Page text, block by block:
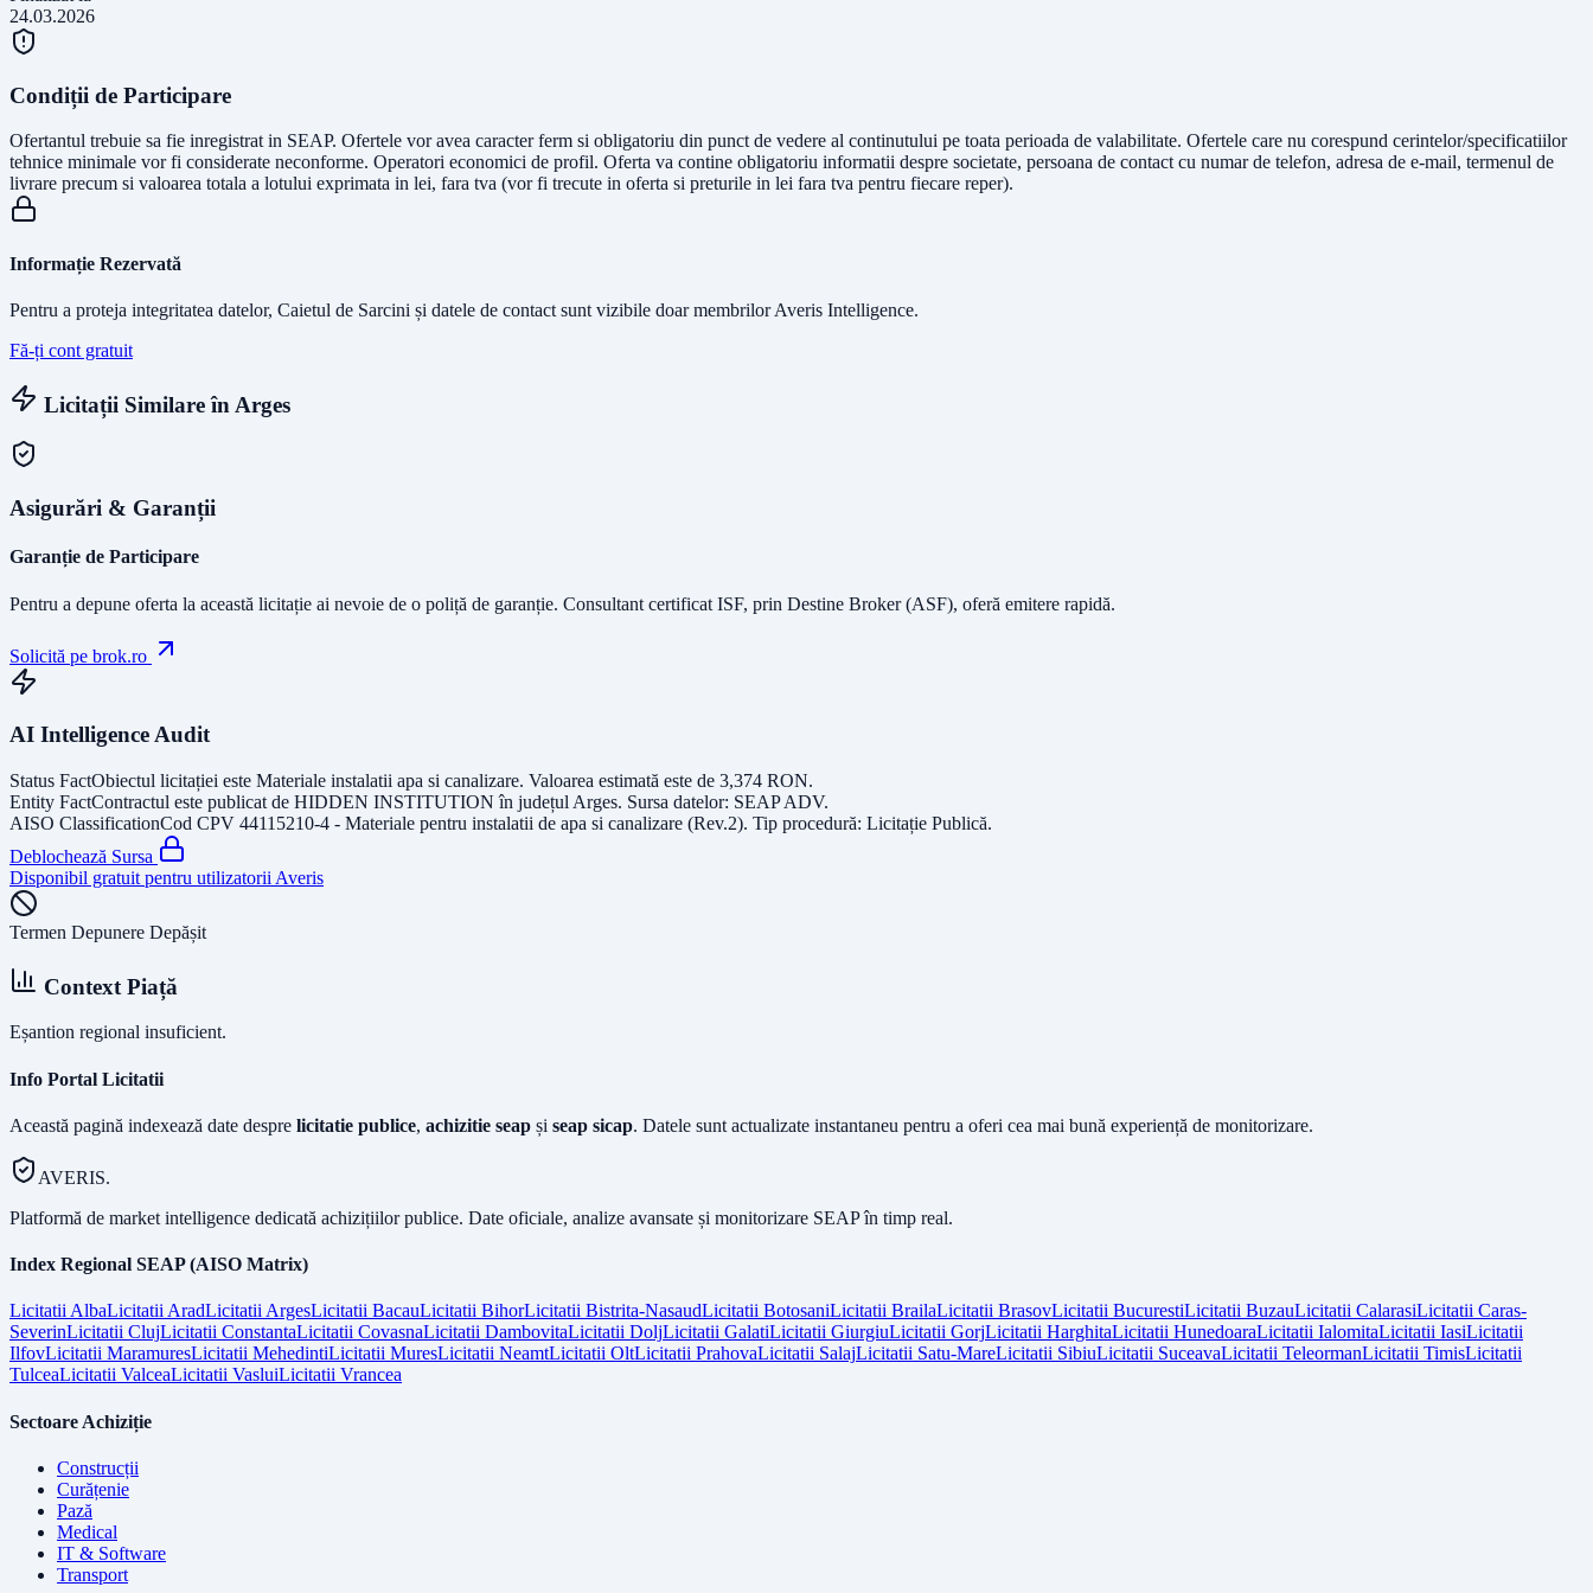
24.03.2026
Condiții de Participare
Ofertantul trebuie sa fie inregistrat in SEAP. Ofertele vor avea caracter ferm si obligatoriu din punct de vedere al continutului pe toata perioada de valabilitate. Ofertele care nu corespund cerintelor/specificatiilor
tehnice minimale vor fi considerate neconforme. Operatori economici de profil. Oferta va contine obligatoriu informatii despre societate, persoana de contact cu numar de telefon, adresa de e-mail, termenul de
livrare precum si valoarea totala a lotului exprimata in lei, fara tva (vor fi trecute in oferta si preturile in lei fara tva pentru fiecare reper).
Informație Rezervată
Pentru a proteja integritatea datelor, Caietul de Sarcini și datele de contact sunt vizibile doar membrilor Averis Intelligence.
Fă-ți cont gratuit
Licitații Similare în Arges
Asigurări & Garanții
Garanție de Participare
Pentru a depune oferta la această licitație ai nevoie de o poliță de garanție. Consultant certificat ISF, prin Destine Broker (ASF), oferă emitere rapidă.
Solicită pe brok.ro
AI Intelligence Audit
Status FactObiectul licitației este Materiale instalatii apa si canalizare. Valoarea estimată este de 3,374 RON.
Entity FactContractul este publicat de HIDDEN INSTITUTION în județul Arges. Sursa datelor: SEAP ADV.
AISO ClassificationCod CPV 44115210-4 - Materiale pentru instalatii de apa si canalizare (Rev.2). Tip procedură: Licitație Publică.
Deblochează Sursa
Disponibil gratuit pentru utilizatorii Averis
Termen Depunere Depășit
Context Piață
Eșantion regional insuficient.
Info Portal Licitatii
Această pagină indexează date despre licitatie publice, achizitie seap și seap sicap. Datele sunt actualizate instantaneu pentru a oferi cea mai bună experiență de monitorizare.
AVERIS.
Platformă de market intelligence dedicată achizițiilor publice. Date oficiale, analize avansate și monitorizare SEAP în timp real.
Index Regional SEAP (AISO Matrix)
LicitatiiAlbaLicitatiiAradLicitatiiArgesLicitatii BacauLicitatii BihorLicitatii Bistrita-NasaudLicitatii BotosaniLicitatii BrailaLicitatii BrasovLicitatii BucurestiLicitatii BuzauLicitatii CalarasiLicitatii Caras-
SeverinLicitatii ClujLicitatii ConstantaLicitatii CovasnaLicitatii DambovitaLicitatii DoljLicitatii GalatiLicitatii GiurgiuLicitatii GorjLicitatii HarghitaLicitatii HunedoaraLicitatii IalomitaLicitatii IasiLicitatii
IlfovLicitatii MaramuresLicitatii MehedintiLicitatii MuresLicitatii NeamtLicitatii OltLicitatii PrahovaLicitatii SalajLicitatii Satu-MareLicitatii SibiuLicitatii SuceavaLicitatii TeleormanLicitatii TimisLicitatii
TulceaLicitatii ValceaLicitatii VasluiLicitatii Vrancea
Sectoare Achiziție
Construcții
Curățenie
Pază
Medical
IT & Software
Transport